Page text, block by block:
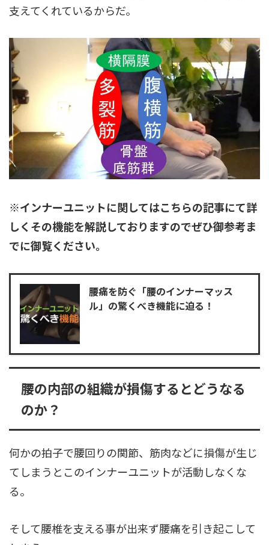
支えてくれているからだ。
※インナーユニットに関してはこちらの記事にて詳
しくその機能を解説しておりますのでぜひ御参考ま
でに御覧ください。
腰痛を防ぐ「腰のインナーマッス
ル」の驚くべき機能に迫る！
腰の内部の組織が損傷するとどうなる
のか？
何かの拍子で腰回りの関節、筋肉などに損傷が生じ
てしまうとこのインナーユニットが活動しなくな
る。
そして腰椎を支える事が出来ず腰痛を引き起こして